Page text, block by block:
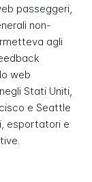
passeggeri,
non-
agli
web
Stati Uniti,
e Seattle
esportatori e